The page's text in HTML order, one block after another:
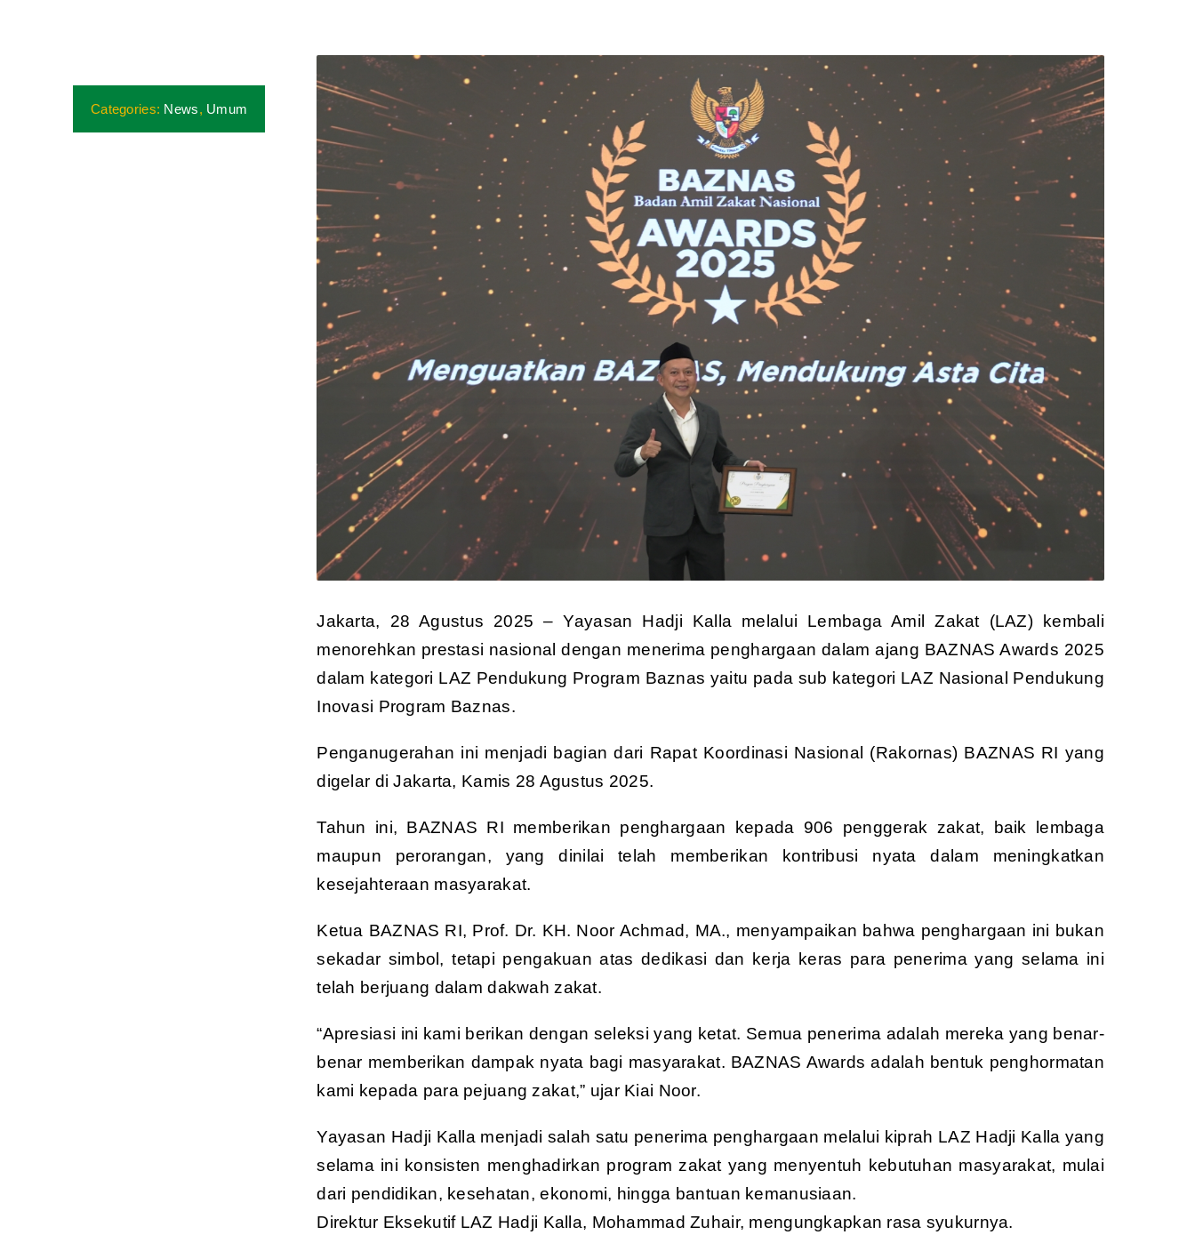
Categories: News, Umum
Jakarta, 28 Agustus 2025 – Yayasan Hadji Kalla melalui Lembaga Amil Zakat (LAZ) kembali
menorehkan prestasi nasional dengan menerima penghargaan dalam ajang BAZNAS Awards 2025
dalam kategori LAZ Pendukung Program Baznas yaitu pada sub kategori LAZ Nasional Pendukung
Inovasi Program Baznas.
Penganugerahan ini menjadi bagian dari Rapat Koordinasi Nasional (Rakornas) BAZNAS RI yang
digelar di Jakarta, Kamis 28 Agustus 2025.
Tahun ini, BAZNAS RI memberikan penghargaan kepada 906 penggerak zakat, baik lembaga
maupun perorangan, yang dinilai telah memberikan kontribusi nyata dalam meningkatkan
kesejahteraan masyarakat.
Ketua BAZNAS RI, Prof. Dr. KH. Noor Achmad, MA., menyampaikan bahwa penghargaan ini bukan
sekadar simbol, tetapi pengakuan atas dedikasi dan kerja keras para penerima yang selama ini
telah berjuang dalam dakwah zakat.
“Apresiasi ini kami berikan dengan seleksi yang ketat. Semua penerima adalah mereka yang benar-
benar memberikan dampak nyata bagi masyarakat. BAZNAS Awards adalah bentuk penghormatan
kami kepada para pejuang zakat,” ujar Kiai Noor.
Yayasan Hadji Kalla menjadi salah satu penerima penghargaan melalui kiprah LAZ Hadji Kalla yang
selama ini konsisten menghadirkan program zakat yang menyentuh kebutuhan masyarakat, mulai
dari pendidikan, kesehatan, ekonomi, hingga bantuan kemanusiaan.
Direktur Eksekutif LAZ Hadji Kalla, Mohammad Zuhair, mengungkapkan rasa syukurnya.